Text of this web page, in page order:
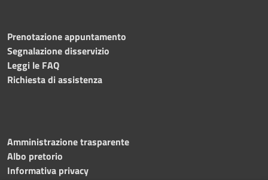
Prenotazione appuntamento
Segnalazione disservizio
Leggi le FAQ
Richiesta di assistenza
Amministrazione trasparente
Albo pretorio
Informativa privacy